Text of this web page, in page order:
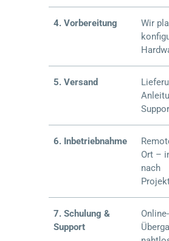
4. Vorbereitung
Wir
5. Versand
6. Inbetriebnahme
Ort –
nach
7. Schulung &
Support